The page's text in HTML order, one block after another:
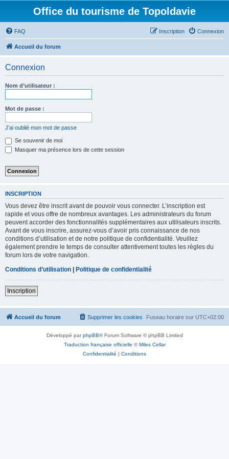
Office du tourisme de Topoldavie
FAQ Connexion
Inscription
Accueil du forum
Connexion
Nom d’utilisateur :
Mot de passe :
J’ai oublié mon mot de passe
Se souvenir de moi
Masquer ma présence lors de cette session
INSCRIPTION
Vous devez être inscrit avant de pouvoir vous connecter. L’inscription est
rapide et vous offre de nombreux avantages. Les administrateurs du forum
peuvent accorder des fonctionnalités supplémentaires aux utilisateurs inscrits.
Avant de vous inscrire, assurez-vous d’avoir pris connaissance de nos
conditions d’utilisation et de notre politique de confidentialité. Veuillez
également prendre le temps de consulter attentivement toutes les règles du
forum lors de votre navigation.
Conditions d’utilisation | Politique de confidentialité
Inscription
Accueil du forum Fuseau horaire sur UTC+02:00
Supprimer les cookies
Développé parphpBB® Forum Software © phpBB Limited
Traduction française officielle ©Miles Cellar
Confidentialité | Conditions